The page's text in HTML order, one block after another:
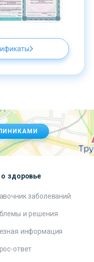
о здоровье
заболеваний
и решения
информация
ответ